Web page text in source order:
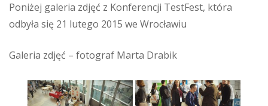
Poniżej galeria zdjęć z Konferencji TestFest, która
odbyła się 21 lutego 2015 we Wrocławiu
Galeria zdjęć – fotograf Marta Drabik